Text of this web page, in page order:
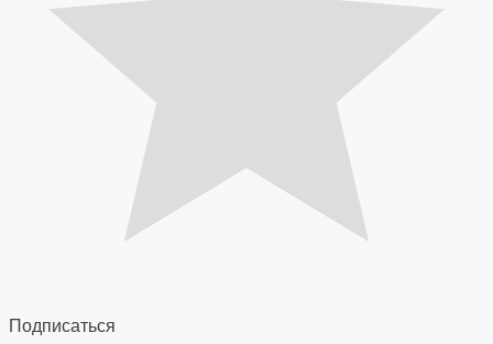
Подписаться